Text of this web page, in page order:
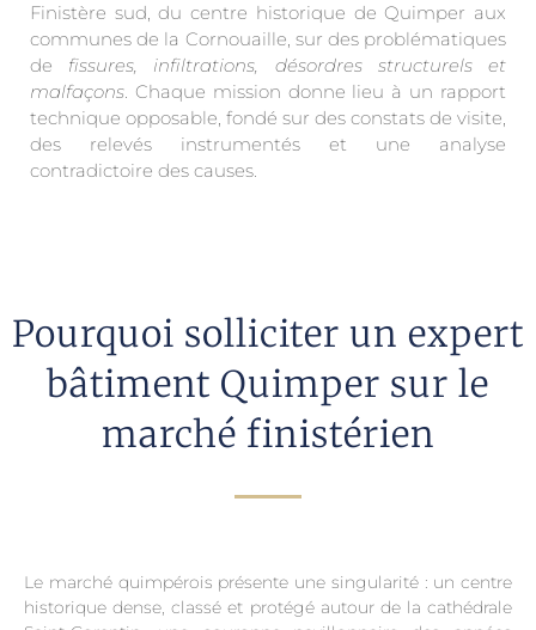
Finistère sud, du centre historique de Quimper aux
communes de la Cornouaille, sur des problématiques
de fissures, infiltrations, désordres structurels et
malfaçons. Chaque mission donne lieu à un rapport
technique opposable, fondé sur des constats de visite,
des relevés instrumentés et une analyse
contradictoire des causes.
Pourquoi solliciter un expert
bâtiment Quimper sur le
marché finistérien
Le marché quimpérois présente une singularité : un centre
historique dense, classé et protégé autour de la cathédrale